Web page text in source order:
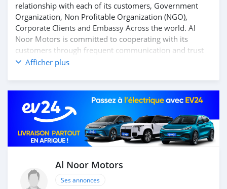
relationship with each of its customers, Government
Organization, Non Profitable Organization (NGO),
Corporate Clients and Embassy Across the world. Al
Noor Motors is committed to cooperating with its
customers through frequent communication and trust
in order to facilitate the completion of a transaction and
Thousands of vehicles are available for the customer to
purchase online from Al Noor Motors inventory. We
have a wide range of cars and you can be assured that
you will find the best quality cars here at a good
bargain. If you wish to visit any of our companies
around globe to purchase directly, FOB or CIF rates can
negotiable and all inquiries are welcome.
SHIPMENT
Afficher plus
Al Noor Motors
Ses annonces